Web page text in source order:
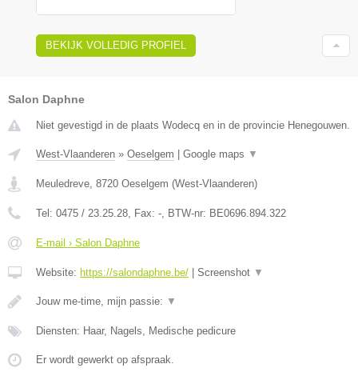
BEKIJK VOLLEDIG PROFIEL
Salon Daphne
Niet gevestigd in de plaats Wodecq en in de provincie Henegouwen.
West-Vlaanderen » Oeselgem Google maps ▼
Meuledreve, 8720 Oeselgem (West-Vlaanderen)
Tel: 0475 / 23.25.28, Fax: -, BTW-nr: BE0696.894.322
E-mail › Salon Daphne
Website: https://salondaphne.be/ Screenshot ▼
Jouw me-time, mijn passie: ▼
Diensten: Haar, Nagels, Medische pedicure
Er wordt gewerkt op afspraak.